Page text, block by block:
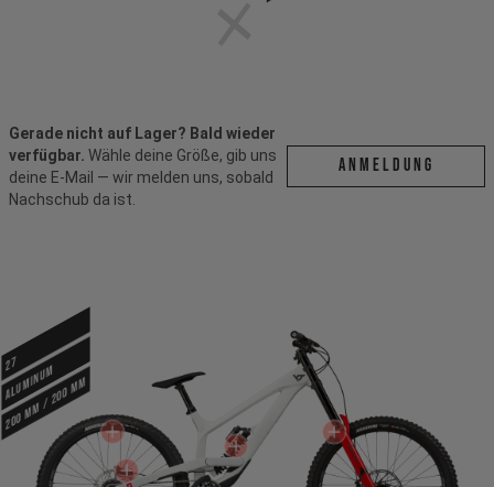
Gerade nicht auf Lager? Bald wieder
verfügbar. Wähle deine Größe, gib uns
deine E-Mail — wir melden uns, sobald
Nachschub da ist.
ANMELDUNG
27
ALUMINUM
200 mm / 200 mm